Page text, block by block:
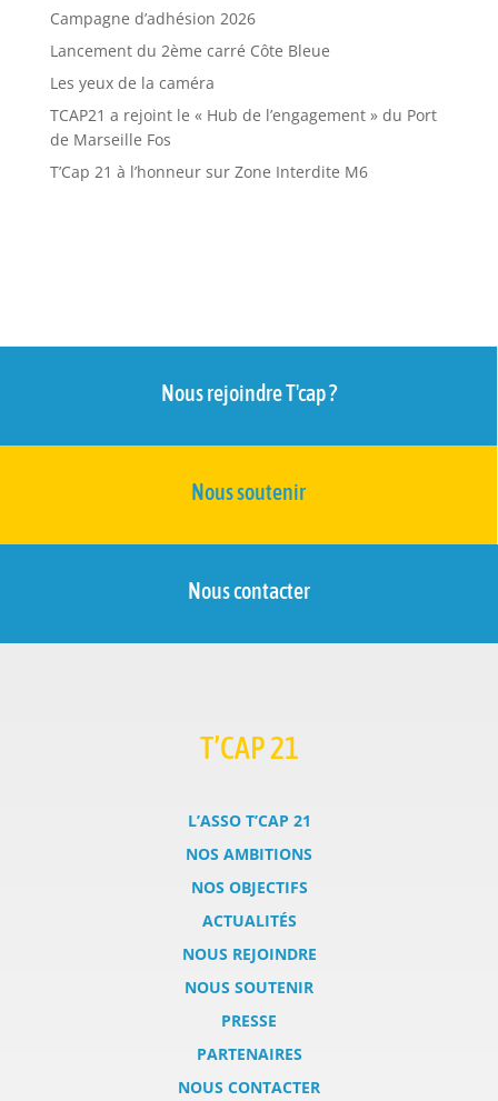
Campagne d’adhésion 2026
Lancement du 2ème carré Côte Bleue
Les yeux de la caméra
TCAP21 a rejoint le « Hub de l’engagement » du Port
de Marseille Fos
T’Cap 21 à l’honneur sur Zone Interdite M6
Nous rejoindre T'cap ?
Nous soutenir
Nous contacter
T’CAP 21
L’ASSO T’CAP 21
NOS AMBITIONS
NOS OBJECTIFS
ACTUALITÉS
NOUS REJOINDRE
NOUS SOUTENIR
PRESSE
PARTENAIRES
NOUS CONTACTER